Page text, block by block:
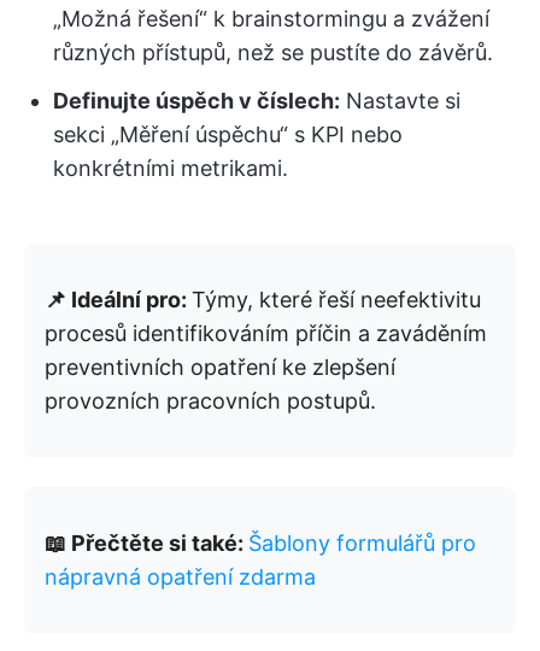
„Možná řešení“ k brainstormingu a zvážení
různých přístupů, než se pustíte do závěrů.
Definujte úspěch v číslech: Nastavte si
sekci „Měření úspěchu“ s KPI nebo
konkrétními metrikami.
📌 Ideální pro: Týmy, které řeší neefektivitu
procesů identifikováním příčin a zaváděním
preventivních opatření ke zlepšení
provozních pracovních postupů.
📖 Přečtěte si také: Šablony formulářů pro
nápravná opatření zdarma